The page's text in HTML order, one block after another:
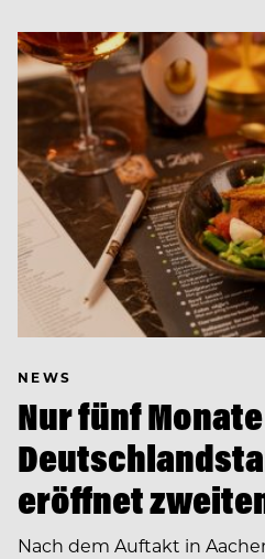
NEWS
Nur fünf
eröffnet
Nach dem Auftakt in